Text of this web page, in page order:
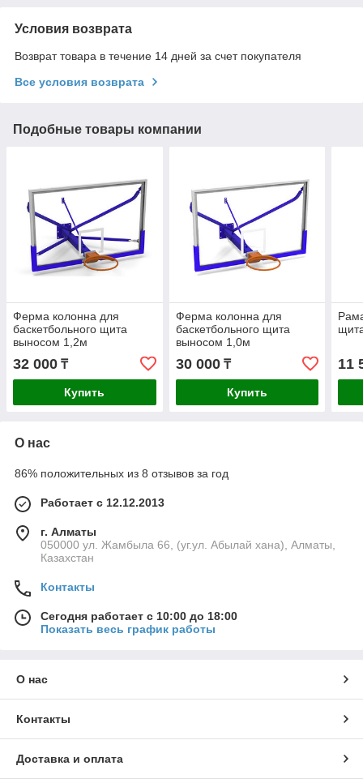
Условия возврата
Возврат товара в течение 14 дней за счет покупателя
Все условия возврата
Подобные товары компании
Ферма колонна для
баскетбольного щита
выносом 1,2м
32 000 ₸
Купить
Ферма колонна для
баскетбольного щита
выносом 1,0м
30 000₸
Купить
11
О нас
86% положительных из 8 отзывов за год
Работает с 12.12.2013
г. Алматы
050000 ул. Жамбыла 66, (уг.ул. Абылай хана), Алматы,
Казахстан
Контакты
Сегодня работает с 10:00 до 18:00
Показать весь график работы
О нас
Контакты
Доставка и оплата